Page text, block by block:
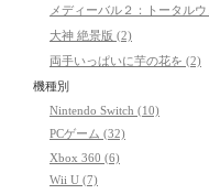
メディーバル２：トータル
大神 絶景版 (2)
両手いっぱいに芋の花を (2)
機種別
Nintendo Switch (10)
PCゲーム (32)
Xbox 360 (6)
Wii U (7)